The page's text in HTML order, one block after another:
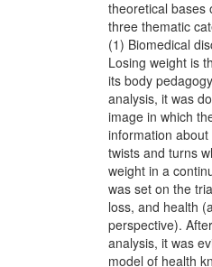
theoretical bases
three thematic
(1) Biomedical
Losing weight is
its body
analysis, it was
image in which
information
twists and turns
weight in a
was set on the
loss, and health
perspective).
analysis, it was
model of health